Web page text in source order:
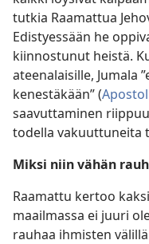
tutkia Raamattua
Edistyessään he
kiinnostunut heistä.
ateenalaisille, Jumala
kenestäkään” (
saavuttaminen
todella vakuuttuneita
Miksi niin vähän
Raamattu kertoo
maailmassa ei juuri
rauhaa ihmisten